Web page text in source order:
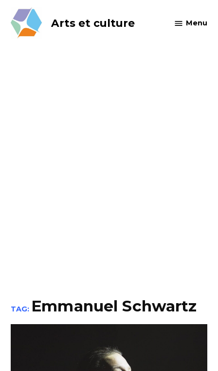
content
Arts et culture Menu
TAG: Emmanuel Schwartz